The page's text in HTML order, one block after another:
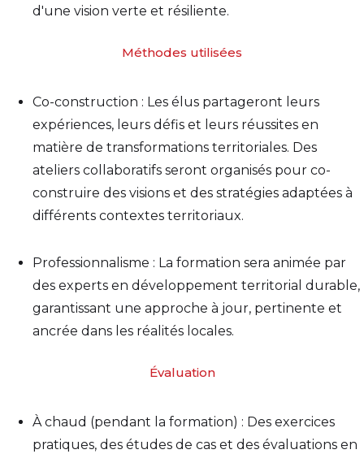
d'une vision verte et résiliente.
Méthodes utilisées
Co-construction : Les élus partageront leurs
expériences, leurs défis et leurs réussites en
matière de transformations territoriales. Des
ateliers collaboratifs seront organisés pour co-
construire des visions et des stratégies adaptées à
différents contextes territoriaux.
Professionnalisme : La formation sera animée par
des experts en développement territorial durable,
garantissant une approche à jour, pertinente et
ancrée dans les réalités locales.
Évaluation
À chaud (pendant la formation) : Des exercices
pratiques, des études de cas et des évaluations en